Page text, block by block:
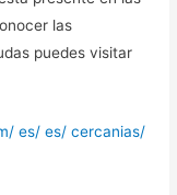
las
puedes visitar
es/ es/ cercanias/